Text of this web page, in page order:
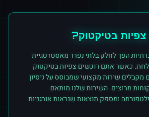
צפיות בטיקטוק?
הפך לחלק בלתי נפרד מאסטרטגיית
כאשר אתם רוכשים צפיותבטיקטוק
מקבלים שירות מקצועי שמבוסס על ניסיון
מרוצים. השירות שלנו מותאם
ומספק תוצאות שנראות אורגניות